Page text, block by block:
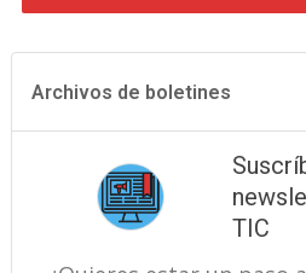
Archivos de boletines
TIC